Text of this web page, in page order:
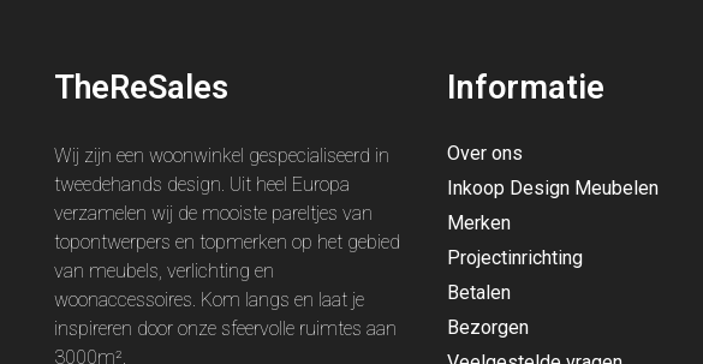
TheReSales
Wij zijn een woonwinkel gespecialiseerd in
tweedehands design. Uit heel Europa
verzamelen wij de mooiste pareltjes van
topontwerpers en topmerken op het gebied
van meubels, verlichting en
woonaccessoires. Kom langs en laat je
inspireren door onze sfeervolle ruimtes aan
3000m².
Informatie
Over ons
Inkoop Design Meubelen
Merken
Projectinrichting
Betalen
Bezorgen